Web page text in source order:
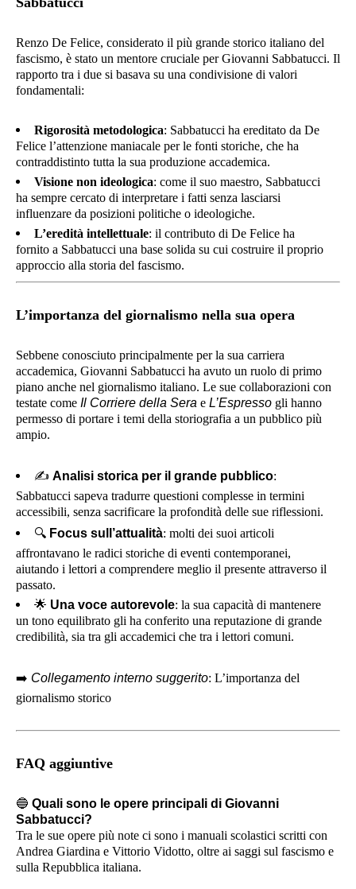
Renzo De Felice, considerato il più grande storico italiano del
fascismo, è stato un mentore cruciale per Giovanni Sabbatucci. Il
rapporto tra i due si basava su una condivisione di valori
fondamentali:
Rigorosità metodologica: Sabbatucci ha ereditato da De
Felice l’attenzione maniacale per le fonti storiche, che ha
contraddistinto tutta la sua produzione accademica.
Visione non ideologica: come il suo maestro, Sabbatucci
ha sempre cercato di interpretare i fatti senza lasciarsi
influenzare da posizioni politiche o ideologiche.
L’eredità intellettuale: il contributo di De Felice ha
fornito a Sabbatucci una base solida su cui costruire il proprio
approccio alla storia del fascismo.
L’importanza del giornalismo nella sua opera
Sebbene conosciuto principalmente per la sua carriera
accademica, Giovanni Sabbatucci ha avuto un ruolo di primo
piano anche nel giornalismo italiano. Le sue collaborazioni con
testate come Il Corriere della Sera e L’Espresso gli hanno
permesso di portare i temi della storiografia a un pubblico più
ampio.
✍️ Analisi storica per il grande pubblico:
Sabbatucci sapeva tradurre questioni complesse in termini
accessibili, senza sacrificare la profondità delle sue riflessioni.
🔍 Focus sull’attualità: molti dei suoi articoli
affrontavano le radici storiche di eventi contemporanei,
aiutando i lettori a comprendere meglio il presente attraverso il
passato.
🌟 Una voce autorevole: la sua capacità di mantenere
un tono equilibrato gli ha conferito una reputazione di grande
credibilità, sia tra gli accademici che tra i lettori comuni.
➡️ Collegamento interno suggerito: L’importanza del
giornalismo storico
FAQ aggiuntive
🔵 Quali sono le opere principali di Giovanni
Sabbatucci?
Tra le sue opere più note ci sono i manuali scolastici scritti con
Andrea Giardina e Vittorio Vidotto, oltre ai saggi sul fascismo e
sulla Repubblica italiana.